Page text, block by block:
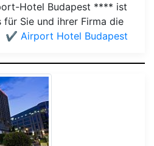
Hotel Budapest **** ist
für Sie und ihrer Firma die
✔️ Airport Hotel Budapest